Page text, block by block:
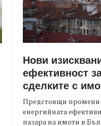
Нови
ефективност
сделките с
Предстоящи промени
енергийната
пазара на имоти в